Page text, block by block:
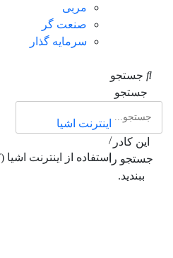
مربی
صنعت گر
سرمایه گذار
جستجو
جستجو
این کادر
جستجو را
ببندید.
اینترنت اشیا
/
استفاده از اینترنت اشیا (IoT) در سیستم‌های تهویه هوشمند ساختمان‌های صنعتی